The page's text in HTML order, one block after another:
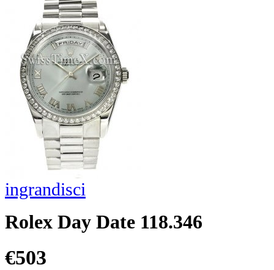
ingrandisci
Rolex Day Date 118.346
€503